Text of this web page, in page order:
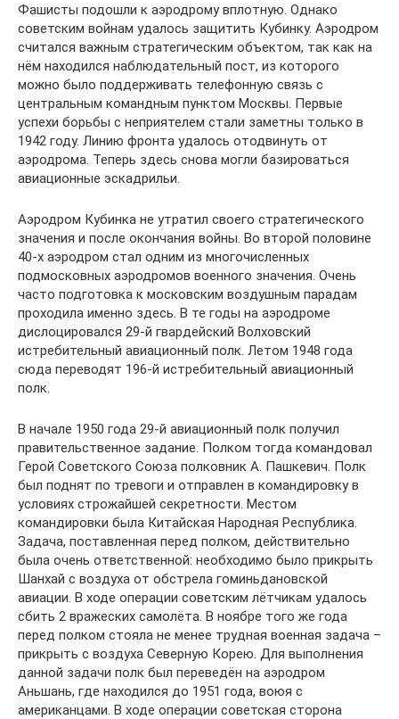
Фашисты подошли к аэродрому вплотную. Однако
советским войнам удалось защитить Кубинку. Аэродром
считался важным стратегическим объектом, так как на
нём находился наблюдательный пост, из которого
можно было поддерживать телефонную связь с
центральным командным пунктом Москвы. Первые
успехи борьбы с неприятелем стали заметны только в
1942 году. Линию фронта удалось отодвинуть от
аэродрома. Теперь здесь снова могли базироваться
авиационные эскадрильи.
Аэродром Кубинка не утратил своего стратегического
значения и после окончания войны. Во второй половине
40-х аэродром стал одним из многочисленных
подмосковных аэродромов военного значения. Очень
часто подготовка к московским воздушным парадам
проходила именно здесь. В те годы на аэродроме
дислоцировался 29-й гвардейский Волховский
истребительный авиационный полк. Летом 1948 года
сюда переводят 196-й истребительный авиационный
полк.
В начале 1950 года 29-й авиационный полк получил
правительственное задание. Полком тогда командовал
Герой Советского Союза полковник А. Пашкевич. Полк
был поднят по тревоги и отправлен в командировку в
условиях строжайшей секретности. Местом
командировки была Китайская Народная Республика.
Задача, поставленная перед полком, действительно
была очень ответственной: необходимо было прикрыть
Шанхай с воздуха от обстрела гоминьдановской
авиации. В ходе операции советским лётчикам удалось
сбить 2 вражеских самолёта. В ноябре того же года
перед полком стояла не менее трудная военная задача –
прикрыть с воздуха Северную Корею. Для выполнения
данной задачи полк был переведён на аэродром
Аньшань, где находился до 1951 года, воюя с
американцами. В ходе операции советская сторона